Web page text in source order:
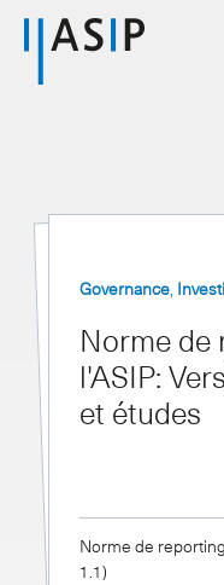
Association
Prestations
Affiliation
Salle de presse
Governance,
Norme de
l'ASIP:
et études
Norme de
1.1)